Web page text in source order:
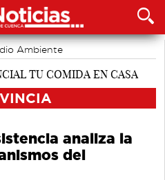
Ambiente
analiza la
del